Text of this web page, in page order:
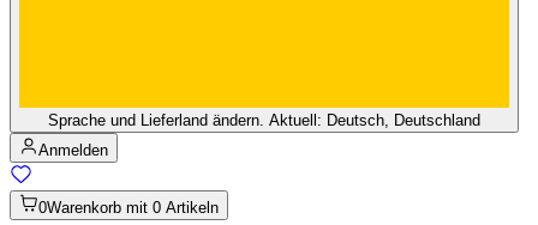
Sprache und Lieferland ändern. Aktuell: Deutsch, Deutschland
Anmelden
0Warenkorb mit 0 Artikeln